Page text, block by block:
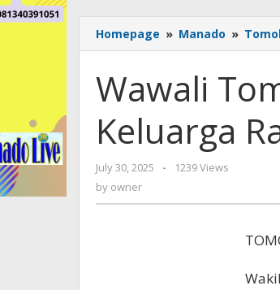
Homepage » Manado »
Wawali
Keluarga
July 30, 2025
by
-
1239 Views
by owner